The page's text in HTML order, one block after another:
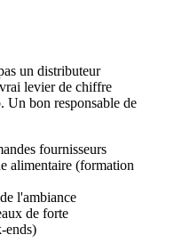
un distributeur
levier de chiffre
Un bon responsable de
fournisseurs
alimentaire (formation
l'ambiance
de forte
ends)